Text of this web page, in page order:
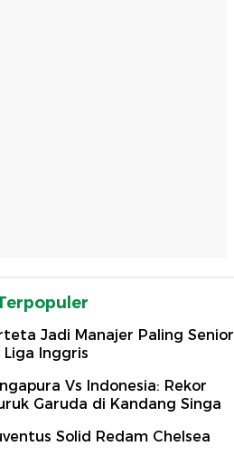
Jadi Manajer Paling Senior
Liga Inggris
Vs Indonesia: Rekor
Garuda di Kandang Singa
Solid Redam Chelsea